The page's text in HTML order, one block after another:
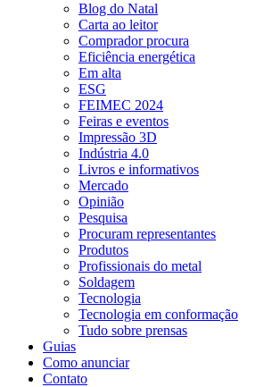
Blog do Natal
Carta ao leitor
Comprador procura
Eficiência energética
Em alta
ESG
FEIMEC 2024
Feiras e eventos
Impressão 3D
Indústria 4.0
Livros e informativos
Mercado
Opinião
Pesquisa
Procuram representantes
Produtos
Profissionais do metal
Soldagem
Tecnologia
Tecnologia em conformação
Tudo sobre prensas
Guias
Como anunciar
Contato